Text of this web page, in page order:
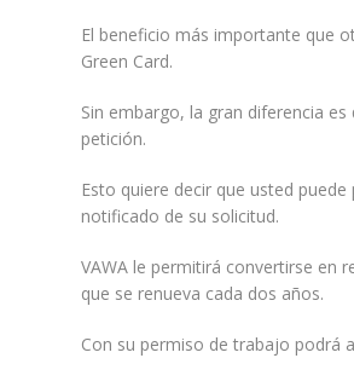
El beneficio más importante que
Green Card.
Sin embargo, la gran diferencia es
petición.
Esto quiere decir que usted
notificado de su solicitud.
VAWA le permitirá convertirse en
que se renueva cada dos años.
Con su permiso de trabajo podrá